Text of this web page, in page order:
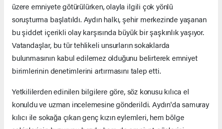
üzere emniyete götürülürken, olayla ilgili çok yönlü
soruşturma başlatıldı. Aydın halkı, şehir merkezinde yaşanan
bu şiddet içerikli olay karşısında büyük bir şaşkınlık yaşıyor.
Vatandaşlar, bu tür tehlikeli unsurların sokaklarda
bulunmasının kabul edilemez olduğunu belirterek emniyet
birimlerinin denetimlerini artırmasını talep etti.
Yetkililerden edinilen bilgilere göre, söz konusu kılıca el
konuldu ve uzman incelemesine gönderildi. Aydın'da samuray
kılıcı ile sokağa çıkan genç kızın eylemleri, hem bölge